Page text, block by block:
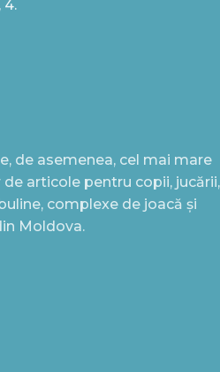
4.
de asemenea, cel mai mare
articole pentru copii, jucării,
complexe de joacă și
Moldova.